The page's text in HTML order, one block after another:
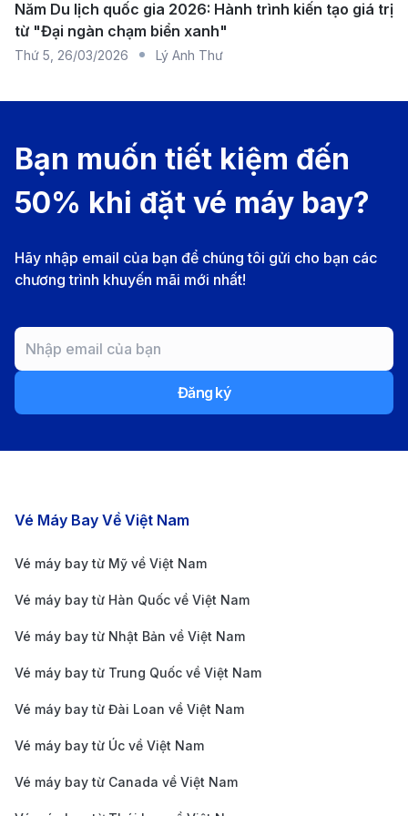
nối chuyến hợp lý và nhiều ưu đãi vé máy bay là
điểm cộng lớn.
nhiều yếu tố như hãng hàng không, thời điểm đặt vé,
hạng vé và số điểm quá cảnh. Vì không có chuyến
bay thẳng, hành khách thường phải quá cảnh tại
Tokyo, Osaka, Seoul hoặc Đài Bắc.
Giá vé một chiều:Dao động từ khoảng 8.000.000
thể tìm được vé dưới 10 triệu.
Trung bình từ 16.000.000 -
Airlines, Japan Airlines, ANA, Korean Air, EVA Air
Thời điểm đặt vé rẻ:
(tháng 3-4) và mùa lá đỏ (tháng 10-11).
Cách săn vé máy bay từ Đà Nẵng đi
Sendai giá rẻ
Đặt vé sớm:Giá vé thường rẻ hơn khi bạn đặt
Chọn thời điểm bay hợp lý:
điểm như tháng 5 - 6 hoặc tháng 9 - 11 sẽ có giá rẻ
Năm Du lịch quốc gia 2026: Hành trình kiến tạo giá trị
từ "Đại ngàn chạm biển xanh"
Thứ 5 26/03/2026 Lý Anh Thư
Bạn muốn tiết kiệm đến
50% khi đặt vé máy bay?
Hãy nhập email của bạn để chúng tôi gửi cho bạn các
chương trình khuyến mãi mới nhất!
Đăng ký
Các chặng bay nổi bật
Vé Máy Bay Về Việt Nam
Vé máy bay từ Mỹ về Việt Nam
Vé máy bay từ Hàn Quốc về Việt Nam
Vé máy bay từ Nhật Bản về Việt Nam
Vé máy bay từ Trung Quốc về Việt Nam
Vé máy bay từ Đài Loan về Việt Nam
Vé máy bay từ Úc về Việt Nam
Vé máy bay từ Canada về Việt Nam